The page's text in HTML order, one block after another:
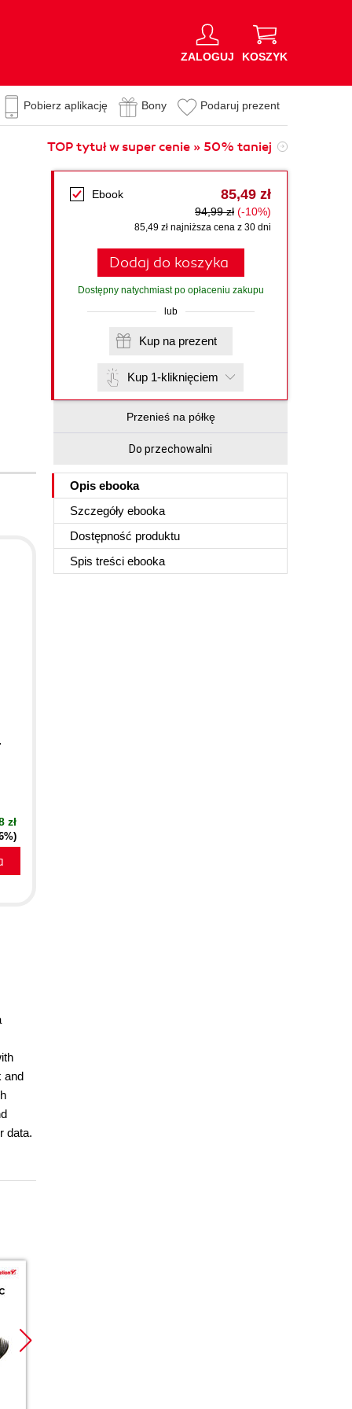
ZALOGUJ KOSZYK
Pobierz aplikację Bony Podaruj prezent
TOP tytuł w super cenie » 50% taniej
Ebook 85,49 zł
94,99 zł (-10%)
85,49 zł najniższa cena z 30 dni
Dodaj do koszyka
Dostępny natychmiast po opłaceniu zakupu
lub
Kup na prezent
Kup 1-kliknięciem
Przenieś na półkę
Do przechowalni
Opis ebooka
Szczegóły ebooka
Dostępność produktu
Spis treści ebooka
zł
and
data.